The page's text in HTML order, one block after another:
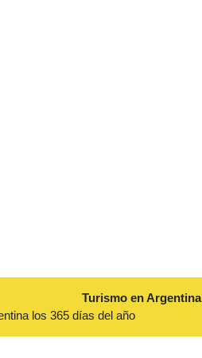
Turismo en Argentina
los 365 días del año